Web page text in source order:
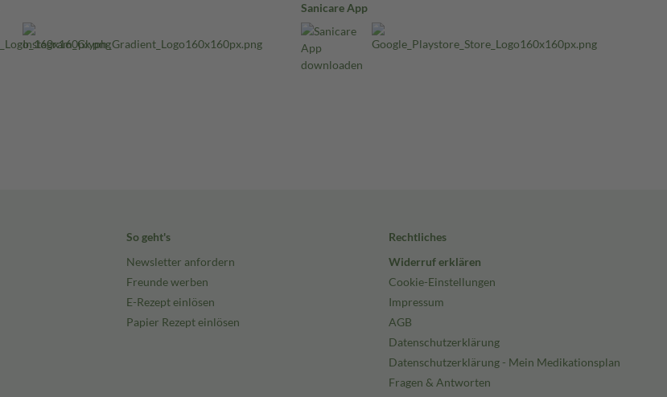
Sanicare App
So geht's
Newsletter anfordern
Freunde werben
E-Rezept einlösen
Papier Rezept einlösen
Rechtliches
Widerruf erklären
Cookie-Einstellungen
Impressum
AGB
Datenschutzerklärung
Datenschutzerklärung - Mein Medikationsplan
Fragen & Antworten